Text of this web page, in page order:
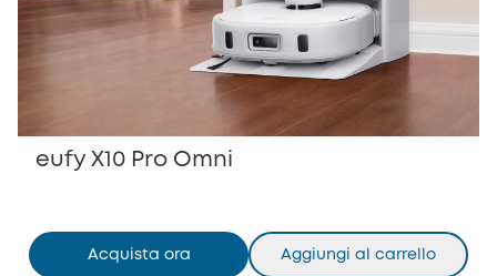
eufy X10 Pro Omni
Acquista ora Aggiungi al carrello